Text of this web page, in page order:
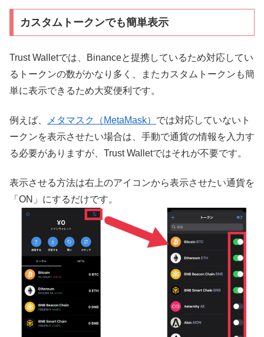
カスタムトークンでも簡単表示
Trust Walletでは、Binanceと提携しているため対応してい
るトークンの数がかなり多く、またカスタムトークンも簡
単に表示できるため大変便利です。
例えば、 メタマスク（MetaMask） では対応していないト
ークンを表示させたい場合は、手動で通貨の情報を入力す
る必要がありますが、Trust Walletではそれが不要です。
表示させる方法は右上のアイコンから表示させたい通貨を
「ON」にするだけです。